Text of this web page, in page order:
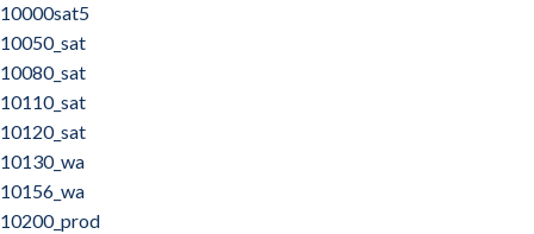
10000sat5
10050_sat
10080_sat
10110_sat
10120_sat
10130_wa
10156_wa
10200_prod